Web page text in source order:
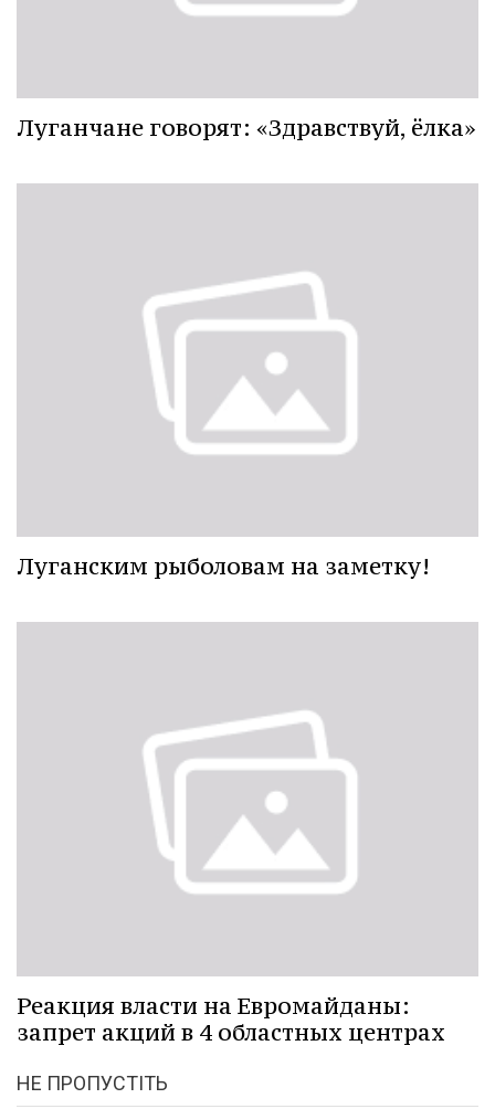
Луганчане говорят: «Здравствуй, ёлка»
Луганским рыболовам на заметку!
Реакция власти на Евромайданы:
запрет акций в 4 областных центрах
НЕ ПРОПУСТІТЬ